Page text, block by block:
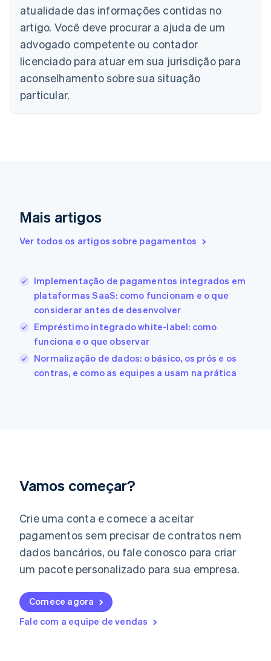
atualidade das informações contidas no
artigo. Você deve procurar a ajuda de um
advogado competente ou contador
licenciado para atuar em sua jurisdição para
aconselhamento sobre sua situação
particular.
Mais artigos
Ver todos os artigos sobre pagamentos
Implementação de pagamentos integrados em
plataformas SaaS: como funcionam e o que
considerar antes de desenvolver
Empréstimo integrado white-label: como
funciona e o que observar
Normalização de dados: o básico, os prós e os
contras, e como as equipes a usam na prática
Vamos começar?
Crie uma conta e comece a aceitar
pagamentos sem precisar de contratos nem
dados bancários, ou fale conosco para criar
um pacote personalizado para sua empresa.
Comece agora
Fale com a equipe de vendas
PortuguêsEnglish
Bulgária
English
Canadá
English Français
China continental
简体中文 English
Chipre
Croácia
Eslovênia
Espanha
EnglishEspañol简体中文
Estônia
Finlândia
EnglishSvenska
França
Gibraltar
English
Itália
Japão
Letônia
English
Liechtenstein
Deutsch English
English
Luxemburgo
FrançaisDeutschEnglish